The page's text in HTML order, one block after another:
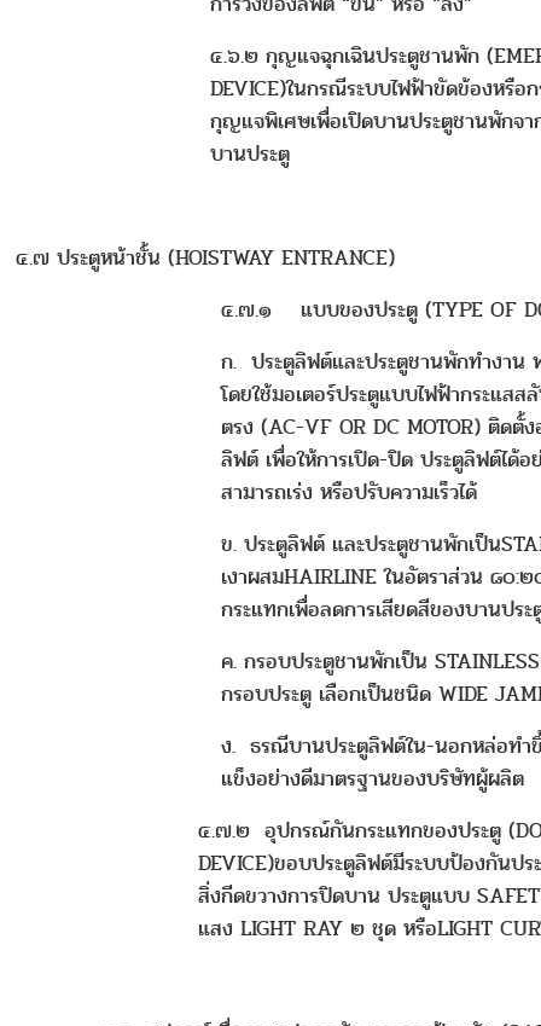
๔.๖.๒ กุญแจฉุกเฉินประตูชานพัก
DEVICE)ในกรณีระบบไฟฟ้าขัดข้องหรือ
กุญแจพิเศษเพื่อเปิดบานประตูชานพักจ
บานประตู
๔.๗ ประตูหน้าชั้น (HOISTWAY ENTRANCE)
๔.๗.๑ แบบของประตู (TYPE OF
ก. ประตูลิฟต์และประตูชานพักทำงาน
โดยใช้มอเตอร์ประตูแบบไฟฟ้ากระแสส
ตรง (AC-VF OR DC MOTOR) ติดตั้
ลิฟต์ เพื่อให้การเปิด-ปิด ประตูลิฟต์ได้
สามารถเร่ง หรือปรับความเร็วได้
ข. ประตูลิฟต์ และประตูชานพักเป็น
เงาผสมHAIRLINE ในอัตราส่วน ๘๐:
กระแทกเพื่อลดการเสียดสีของบานปร
ค. กรอบประตูชานพักเป็น
กรอบประตู เลือกเป็นชนิด WIDE
ง. ธรณีบานประตูลิฟต์ใน-นอกหล่อทำ
แข็งอย่างดีมาตรฐานของบริษัทผู้ผลิต
๔.๗.๒ อุปกรณ์กันกระแทกของประตู
DEVICE)ขอบประตูลิฟต์มีระบบป้องกันปร
สิ่งกีดขวางการปิดบาน ประตูแบบ
แสง LIGHT RAY ๒ ชุด หรือLIGHT